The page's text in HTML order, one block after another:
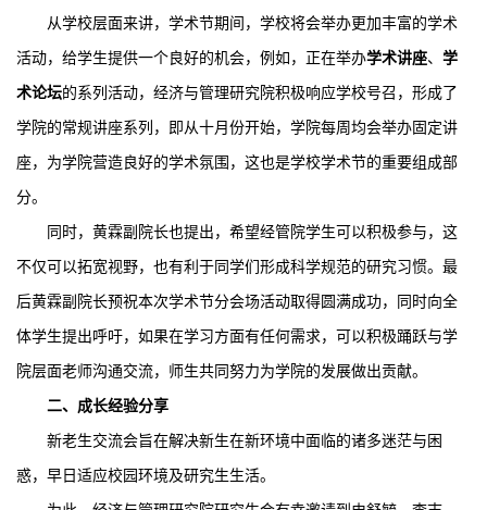
从学校层面来讲，学术节期间，学校将会举办更加丰富的学术
活动，给学生提供一个良好的机会，例如，正在举办学术讲座、 学
术论坛的系列活动，经济与管理研究院积极响应学校号召，形成了
学院的常规讲座系列，即从十月份开始，学院每周均会举办固定讲
座，为学院营造良好的学术氛围，这也是学校学术节的重要组成部
分。
同时，黄霖副院长也提出，希望经管院学生可以积极参与，这
不仅可以拓宽视野，也有利于同学们形成科学规范的研究习惯。最
后黄霖副院长预祝本次学术节分会场活动取得圆满成功，同时向全
体学生提出呼吁，如果在学习方面有任何需求，可以积极踊跃与学
院层面老师沟通交流，师生共同努力为学院的发展做出贡献。
二、成长经验分享
新老生交流会旨在解决新生在新环境中面临的诸多迷茫与困
惑，早日适应校园环境及研究生生活。